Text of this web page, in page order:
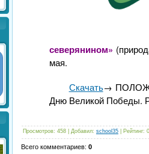
северянином»
мая.
Скачать→
Дню Великой Победы.
Просмотров: 458 Добавил: school35 Рейтинг:
Всего комментариев: 0